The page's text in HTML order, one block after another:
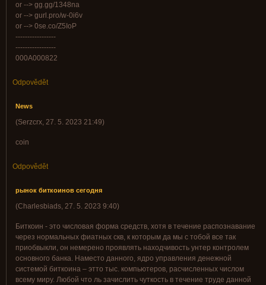
or --> gg.gg/1348na
or --> gurl.pro/w-0i6v
or --> 0se.co/Z5IoP
-----------------
-----------------
000A000822
Odpovědět
News
(Serzcrx, 27. 5. 2023 21:49)
coin
Odpovědět
рынок биткоинов сегодня
(Charlesbiads, 27. 5. 2023 9:40)
Биткоин - это числовая форма средств, хотя в течение распознавание
через нормальных фиатных скв, к которым да мы с тобой все так
приобвыкли, он немерено проявлять находчивость унтер контролем
основного банка. Наместо данного, ядро управления денежной
системой биткоина – этто тыс. компьютеров, расчисленных числом
всему миру. Любой что ль зачислить чуткость в течение труде данной